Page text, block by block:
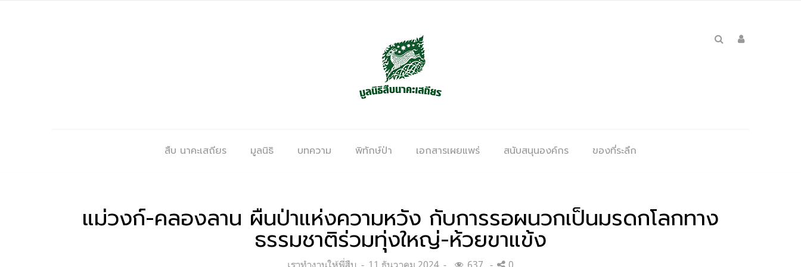
สืบ นาคะเสถียร มูลนิธิ บทความ พิทักษ์ป่า เอกสารเผยแพร่ สนับสนุนองค์กร ของที่ระลึก
แม่วงก์-คลองลาน ผืนป่าแห่งความหวัง กับการรอผนวกเป็นมรดกโลกทาง
ธรรมชาติร่วมทุ่งใหญ่-ห้วยขาแข้ง
Categories:
เราทำงานให้พี่สืบ Posted
11 ธันวาคม 2024 637 0